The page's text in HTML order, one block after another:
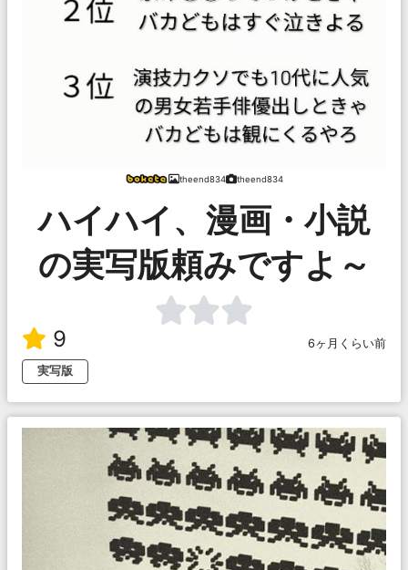
theend834 theend834
ハイハイ、漫画・小説
の実写版頼みですよ～
9
6ヶ月くらい前
実写版